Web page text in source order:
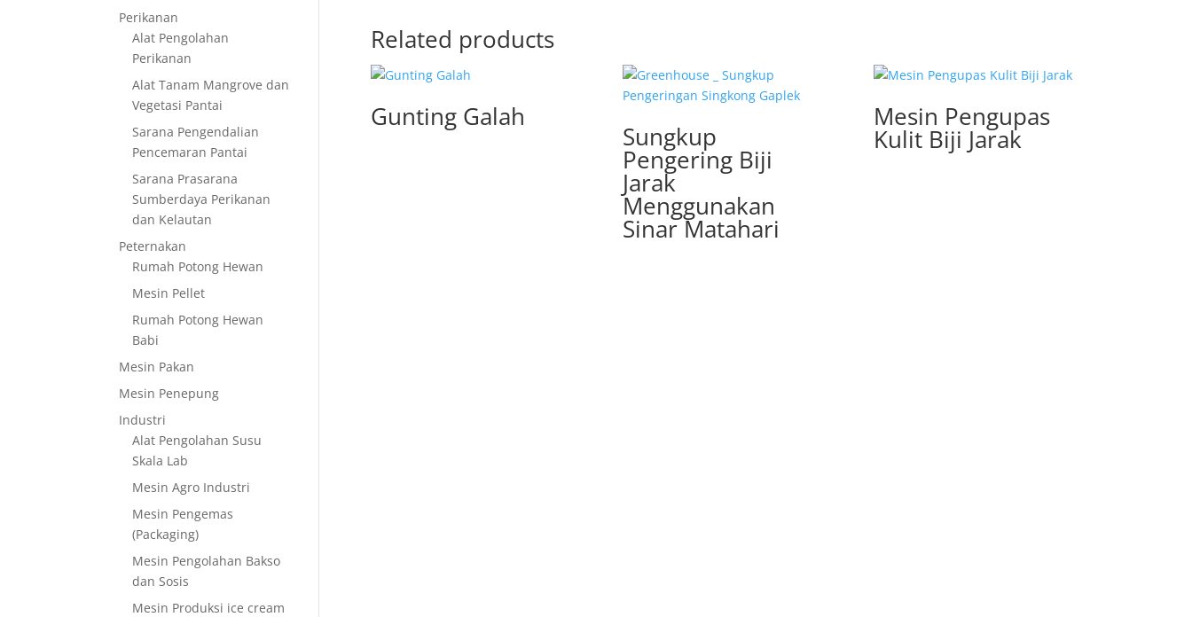
Related products
Gunting Galah
Sungkup
Pengering Biji
Jarak
Menggunakan
Sinar Matahari
Mesin Pengupas
Kulit Biji Jarak
Perikanan
Alat Pengolahan
Perikanan
Alat Tanam Mangrove dan
Vegetasi Pantai
Sarana Pengendalian
Pencemaran Pantai
Sarana Prasarana
Sumberdaya Perikanan
dan Kelautan
Peternakan
Rumah Potong Hewan
Mesin Pellet
Rumah Potong Hewan
Babi
Mesin Pakan
Mesin Penepung
Industri
Alat Pengolahan Susu
Skala Lab
Mesin Agro Industri
Mesin Pengemas
(Packaging)
Mesin Pengolahan Bakso
dan Sosis
Mesin Produksi ice cream